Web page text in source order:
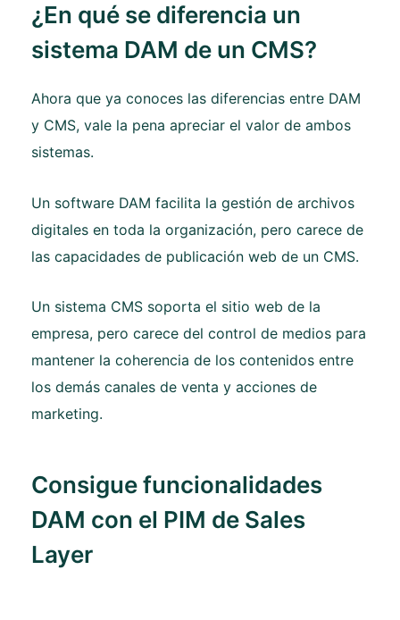
¿En qué se diferencia un
sistema DAM de un CMS?
Ahora que ya conoces las diferencias entre DAM
y CMS, vale la pena apreciar el valor de ambos
sistemas.
Un software DAM facilita la gestión de archivos
digitales en toda la organización, pero carece de
las capacidades de publicación web de un CMS.
Un sistema CMS soporta el sitio web de la
empresa, pero carece del control de medios para
mantener la coherencia de los contenidos entre
los demás canales de venta y acciones de
marketing.
Consigue funcionalidades
DAM con el PIM de Sales
Layer